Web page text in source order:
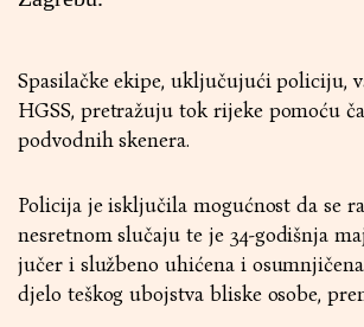
Spasilačke ekipe, uključujući policiju,
HGSS, pretražuju tok rijeke pomoću
podvodnih skenera.
Policija je isključila mogućnost da se
nesretnom slučaju te je 34-godišnja
jučer i službeno uhićena i
djelo teškog ubojstva bliske osobe,